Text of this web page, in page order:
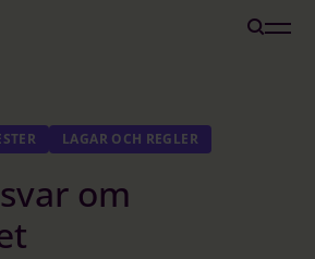
LAGAR OCH REGLER
om